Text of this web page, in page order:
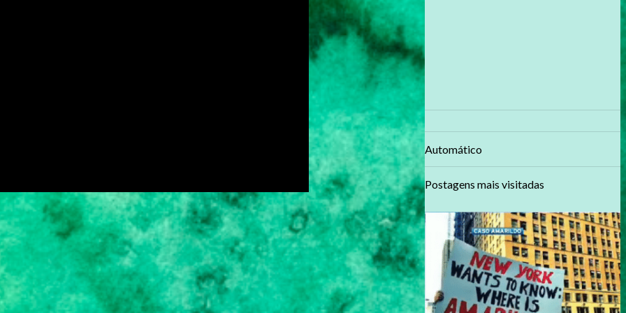
Automático
Postagens mais visitadas